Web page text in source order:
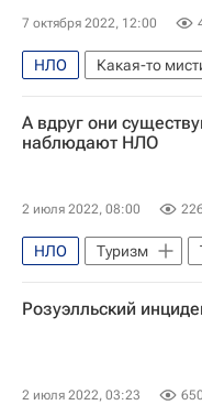
7 октября 2022, 12:00
НЛО Какая-то
Ту-104
Мираж
А вдруг они
наблюдают НЛО
2 июля 2022, 08:00
НЛО Туризм
Дмитрий Рогозин
Санкт-Петербург
Роскосмос
Розуэлльский
2 июля 2022, 03:23